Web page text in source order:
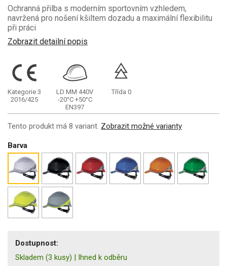
Ochranná přilba s moderním sportovním vzhledem,
navržená pro nošení kšiltem dozadu a maximální flexibilitu
při práci
Zobrazit detailní popis
Kategorie 3
2016/425
LD MM 440V
-20°C +50°C
EN397
Třída 0
Tento produkt má 8 variant. Zobrazit možné varianty
Barva
Dostupnost:
Skladem (3 kusy) | Ihned k odběru